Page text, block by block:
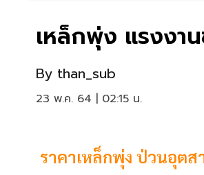
เหล็กพุ่ง แรงงา
By than_sub
23 พ.ค. 64 | 02:15 น.
ราคาเหล็กพุ่ง ป่วนอุต